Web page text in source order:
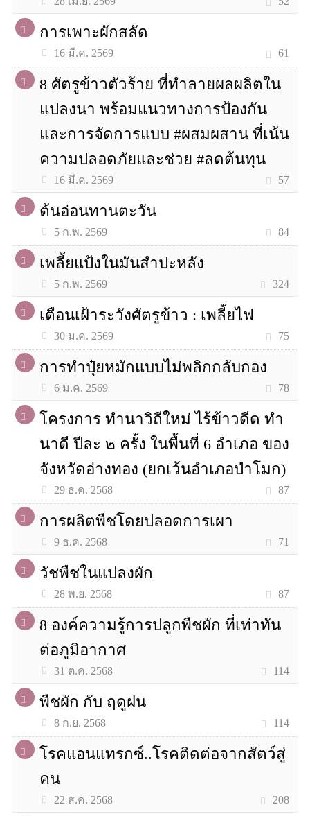
การเพาะผักสลัด
16 มี.ค. 2569 61
8 ศัตรูข้าวตัวร้าย ที่ทำลายผลผลิตใน
แปลงนา พร้อมแนวทางการป้องกัน
และการจัดการแบบ #ผสมผสาน ที่เน้น
ความปลอดภัยและช่วย #ลดต้นทุน
16 มี.ค. 2569 57
ต้นอ่อนทานตะวัน
5 ก.พ. 2569 84
เพลี้ยแป้งในมันสำปะหลัง
5 ก.พ. 2569 324
เตือนเฝ้าระวังศัตรูข้าว : เพลี้ยไฟ
30 ม.ค. 2569 75
การทำปุ๋ยหมักแบบไม่พลิกกลับกอง
6 ม.ค. 2569 78
โครงการ ทำนาวิถีใหม่ ไร้ข้าวดีด ทำ
นาดี ปีละ ๒ ครั้ง ในพื้นที่ 6 อำเภอ ของ
จังหวัดอ่างทอง (ยกเว้นอำเภอป่าโมก)
29 ธ.ค. 2568 87
การผลิตพืชโดยปลอดการเผา
9 ธ.ค. 2568 71
วัชพืชในแปลงผัก
28 พ.ย. 2568 87
8 องค์ความรู้การปลูกพืชผัก ที่เท่าทัน
ต่อภูมิอากาศ
31 ต.ค. 2568 114
พืชผัก กับ ฤดูฝน
8 ก.ย. 2568 114
โรคแอนแทรกซ์..โรคติดต่อจากสัตว์สู่
คน
22 ส.ค. 2568 208